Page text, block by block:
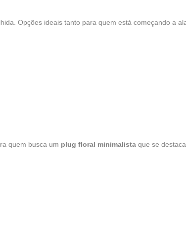
Opções ideais tanto para quem está começando a
quem busca um plug floral minimalista que se